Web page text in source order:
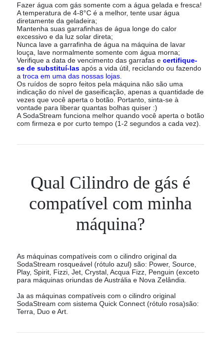
Fazer água com gás somente com a água gelada e fresca!
A temperatura de 4-8°C é a melhor, tente usar água
diretamente da geladeira;
Mantenha suas garrafinhas de água longe do calor
excessivo e da luz solar direta;
Nunca lave a garrafinha de água na máquina de lavar
louça, lave normalmente somente com água morna;
Verifique a data de vencimento das garrafas e certifique-
se de substituí-lasapós a vida útil, reciclando ou fazendo
a troca em uma das nossas lojas.
Os ruídos de sopro feitos pela máquina não são uma
indicação do nível de gaseificação, apenas a quantidade de
vezes que você aperta o botão. Portanto, sinta-se à
vontade para liberar quantas bolhas quiser :)
A SodaStream funciona melhor quando você aperta o botão
com firmeza e por curto tempo (1-2 segundos a cada vez).
Qual Cilindro de gás é
compatível com minha
máquina?
As máquinas compatíveis com o cilindro original da
SodaStream rosqueável (rótulo azul) são: Power, Source,
Play, Spirit, Fizzi, Jet, Crystal, Acqua Fizz, Penguin (exceto
para máquinas oriundas de Austrália e Nova Zelândia.
Ja as máquinas compatíveis com o cilindro original
SodaStream com sistema Quick Connect (rótulo rosa)são:
Terra, Duo e Art.